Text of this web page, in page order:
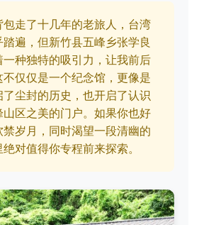
走了十几年的老旅人，台湾
遍，但新竹县五峰乡张学良
种独特的吸引力，让我前后
仅仅是一个纪念馆，更像是
尘封的历史，也开启了认识
区之美的门户。如果你也好
岁月，同时渴望一段清幽的
对值得你专程前来探索。